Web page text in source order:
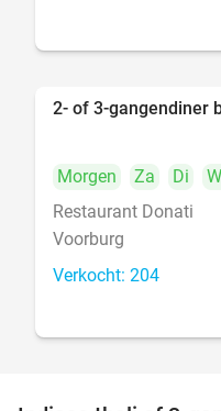
food
2- of 3-gangendiner
Morgen Za Di
Restaurant Donati
Voorburg
Verkocht: 204